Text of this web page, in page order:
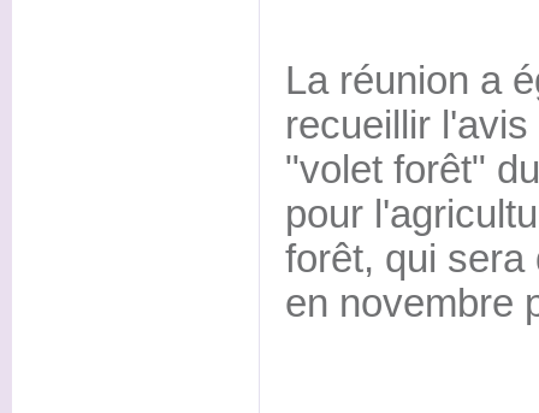
La réunion a
recueillir
"volet forêt"
pour
forêt, qui sera
en novembre